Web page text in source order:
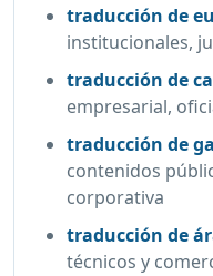
traducción de
institucionales,
traducción de
empresarial,
traducción de
contenidos
corporativa
traducción de
técnicos y